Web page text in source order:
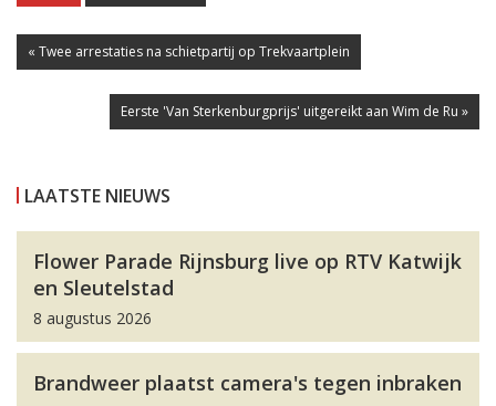
« Twee arrestaties na schietpartij op Trekvaartplein
Eerste 'Van Sterkenburgprijs' uitgereikt aan Wim de Ru »
LAATSTE NIEUWS
Flower Parade Rijnsburg live op RTV Katwijk
en Sleutelstad
8 augustus 2026
Brandweer plaatst camera's tegen inbraken